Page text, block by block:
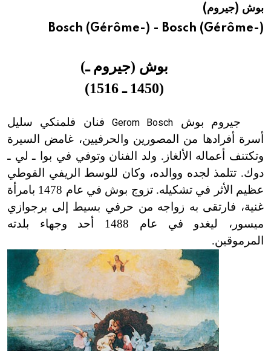
هيئة الموسوعة العربية تطلق موسوعات جديدة في عام 2026بوش (جيروم)
Bosch (Gérôme-) - Bosch (Gérôme-)
بوش (جيروم ـ)
(
1450 ـ1516)
جيروم بوش Gerom Boschفنان فلمنكي سليل
أسرة أفرادها من المصورين والحرفيين، غامض السيرة
وتكتنف أعماله الألغاز. ولد الفنان وتوفي في بوا ـ لي ـ
دوك. تتلمذ لجده ووالده، وكان للوسط الريفي القوطي
عظيم الأثر في تشكيله. تزوج بوش في عام 1478 بامرأة
غنية، فارتقى به زواجه من حرفي بسيط إلى برجوازي
ميسور، ليغدو في عام 1488 أحد وجهاء بلدته
المرموقين.